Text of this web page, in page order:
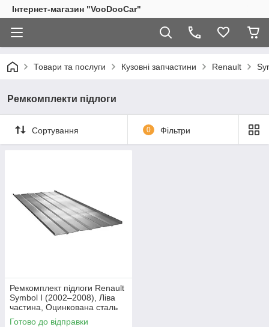
Інтернет-магазин "VooDooCar"
Товари та послуги Кузовні запчастини Renault
Ремкомплекти підлоги
Сортування 0 Фільтри
Ремкомплект підлоги Renault
Symbol I (2002–2008), Ліва
частина, Оцинкована сталь
1.2 mm, Довжина 1,25 м
Готово до відправки